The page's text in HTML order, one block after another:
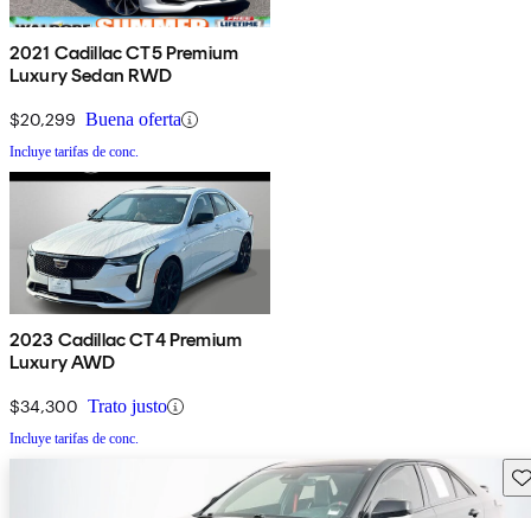
2021 Cadillac CT5 Premium
Luxury Sedan RWD
$20,299 Buena oferta
Incluye tarifas de conc.
2023 Cadillac CT4 Premium
Luxury AWD
$34,300 Trato justo
Incluye tarifas de conc.